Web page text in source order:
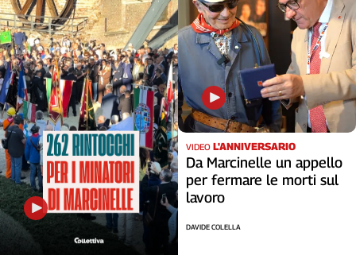
VIDEO L'ANNIVERSARIO
Da Marcinelle un appello
per fermare le morti sul
lavoro
DAVIDE COLELLA